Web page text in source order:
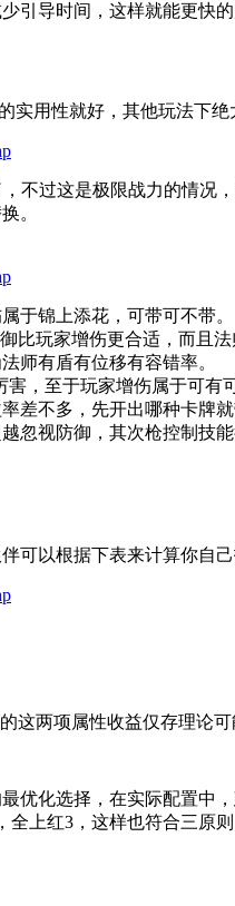
导时间，这样就能更快
实用性就好，其他玩法下绝
不过这是极限战力的情况
。
于锦上添花，可带可不带。
玩家增伤更合适，而且
师有盾有位移有容错率。
，至于玩家增伤属于可有
差不多，先开出哪种卡牌就
忽视防御，其次枪控制技能
可以根据下表来计算你自己
这两项属性收益仅存理论可
化选择，在实际配置中
上红3，这样也符合三原则